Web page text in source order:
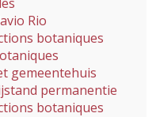
Rio
botaniques
gemeentehuis
permanentie
botaniques